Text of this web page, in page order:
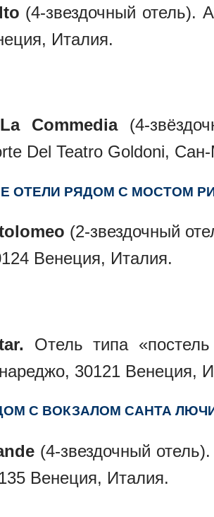
(4-звездочный отель).
Италия.
Commedia(4-
Del Teatro Goldoni,
ОТЕЛИ РЯДОМ С МОСТОМ
(2-звездочный
Венеция, Италия.
Отель типа
30121 Венеция,
С ВОКЗАЛОМ САНТА
(4-звездочный
Венеция, Италия.